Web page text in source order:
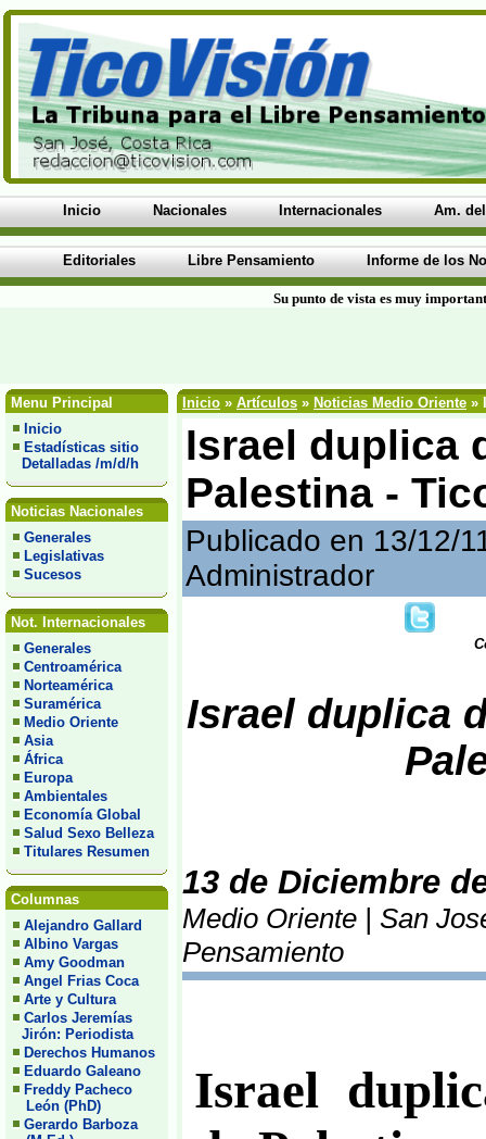
Inicio Nacionales Internacionales Am.
Editoriales Libre Pensamiento Informe de los
Su punto de vista es muy
Menu Principal
Inicio
Estadísticas sitio
Detalladas /m/d/h
Noticias Nacionales
Generales
Legislativas
Sucesos
Not. Internacionales
Generales
Centroamérica
Norteamérica
Suramérica
Medio Oriente
Asia
África
Europa
Ambientales
Economía Global
Salud Sexo Belleza
Titulares Resumen
Columnas
Alejandro Gallard
Albino Vargas
Amy Goodman
Angel Frias Coca
Arte y Cultura
Carlos Jeremías
Jirón: Periodista
Derechos Humanos
Eduardo Galeano
Freddy Pacheco
León (PhD)
Gerardo Barboza
Inicio » Artículos » Noticias Medio Oriente »
Israel duplica
Palestina -
Publicado en 13/12/
Administrador
Israel duplica
13 de Diciembre
Medio Oriente | San
Pensamiento
Israel